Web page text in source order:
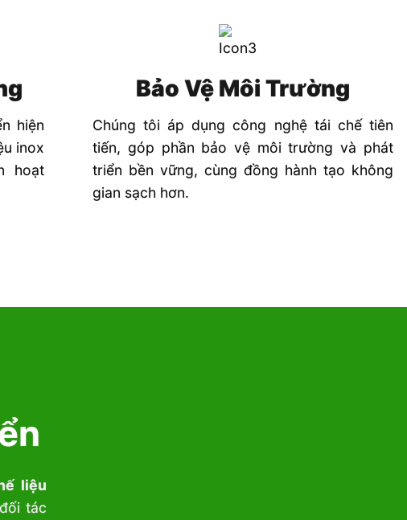
hiện
inox
hoạt
Bảo Vệ Môi Trường
Chúng tôi áp dụng công nghệ tái chế tiên
tiến, góp phần bảo vệ môi trường và phát
triển bền vững, cùng đồng hành tạo không
gian sạch hơn.
liệu
tác